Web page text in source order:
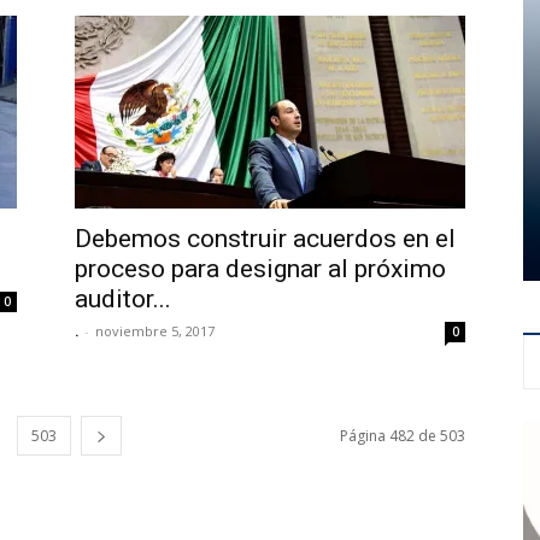
0
Debemos construir acuerdos en el
proceso para designar al próximo
auditor...
. - noviembre 5, 2017 0
503 Página 482 de 503